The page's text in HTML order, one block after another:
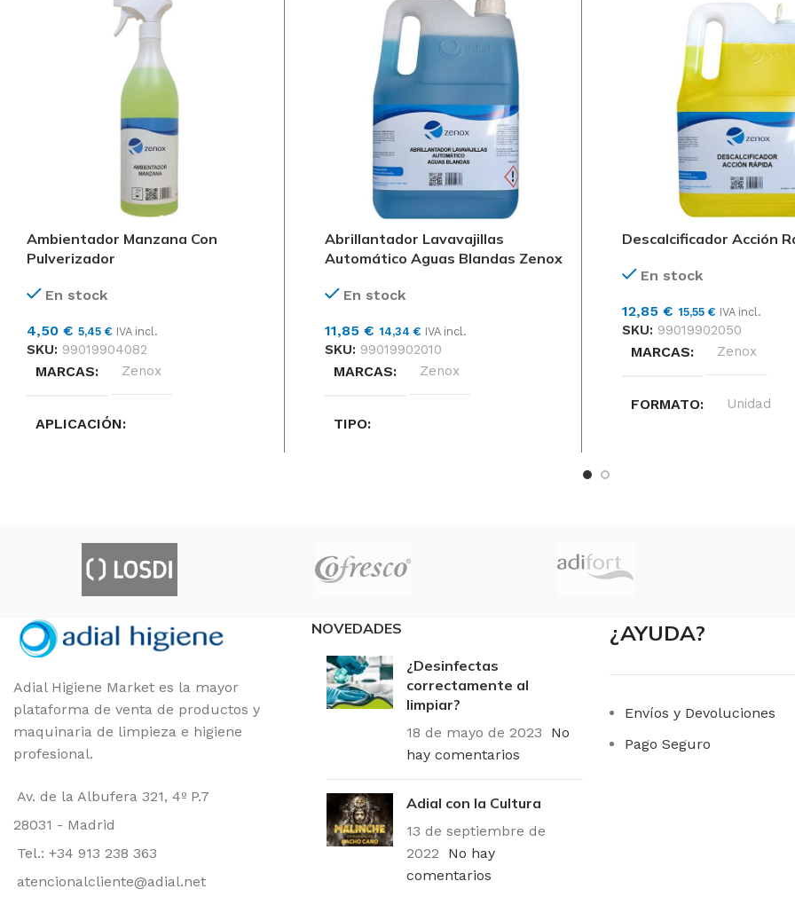
Ambientador Manzana Con
Pulverizador
En stock
4,50 € 5,45 € IVA incl.
SKU: 99019904082
MARCAS Zenox
APLICACIÓN
Abrillantador Lavavajillas
Automático Aguas Blandas Zenox
En stock
11,85 € 14,34 € IVA incl.
SKU: 99019902010
MARCAS Zenox
TIPO
Descalcificador Acción
En stock
12,85 € 15,55 € IVA incl.
SKU: 99019902050
MARCAS Zenox
FORMATO Unidad
Adial Higiene Market es la mayor
plataforma de venta de productos y
maquinaria de limpieza e higiene
profesional.
Av. de la Albufera 321, 4º P.7
28031 - Madrid
Tel.: +34 913 238 363
atencionalcliente@adial.net
NOVEDADES
¿Desinfectas
correctamente al
limpiar?
18 de mayo de 2023
No
hay comentarios
Adial con la Cultura
13 de septiembre de
2022
No hay
comentarios
¿AYUDA?
Envíos y Devoluciones
Pago Seguro